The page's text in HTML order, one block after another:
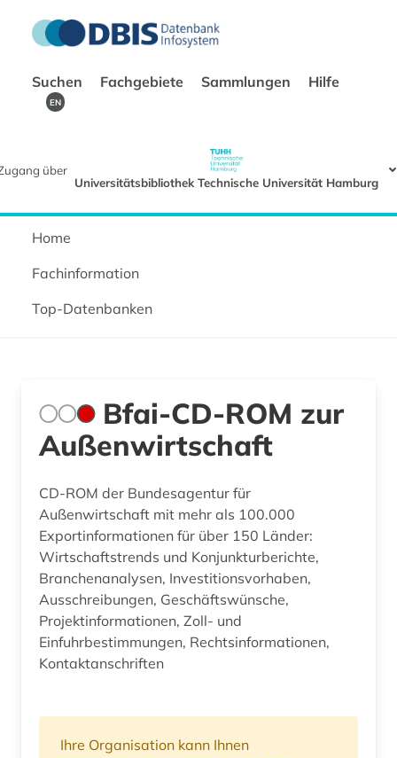
Suchen Fachgebiete Sammlungen Hilfe
EN
über
Universitätsbibliothek Technische Universität Hamburg
Home
Fachinformation
Top-Datenbanken
Bfai-CD-ROM zur
Außenwirtschaft
CD-ROM der Bundesagentur für
Außenwirtschaft mit mehr als 100.000
Exportinformationen für über 150 Länder:
Wirtschaftstrends und Konjunkturberichte,
Branchenanalysen, Investitionsvorhaben,
Ausschreibungen, Geschäftswünsche,
Projektinformationen, Zoll- und
Einfuhrbestimmungen, Rechtsinformationen,
Kontaktanschriften
Ihre Organisation kann Ihnen